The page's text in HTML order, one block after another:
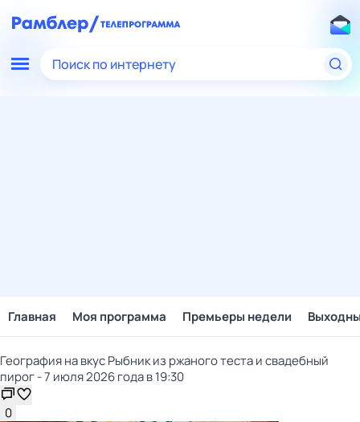
Поиск по интернету
Главная Моя программа Премьеры недели
География на вкус Рыбник из ржаного теста и свадебный
пирог - 7 июля 2026 года в 19:30
0